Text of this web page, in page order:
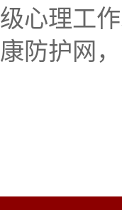
级心理工
康防护网